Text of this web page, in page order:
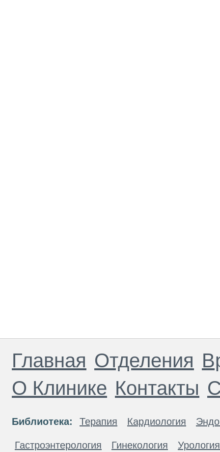
Главная Отделения
О Клинике Контакты
Библиотека: Терапия Кардиология
Гастроэнтерология Гинекология Урология